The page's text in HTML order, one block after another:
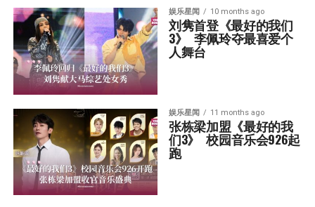
娱乐星闻 10 months ago
刘隽首登《最好的我们
3》  李佩玲夺最喜爱个
人舞台
娱乐星闻 11 months ago
张栋梁加盟《最好的我
们3》  校园音乐会926起
跑